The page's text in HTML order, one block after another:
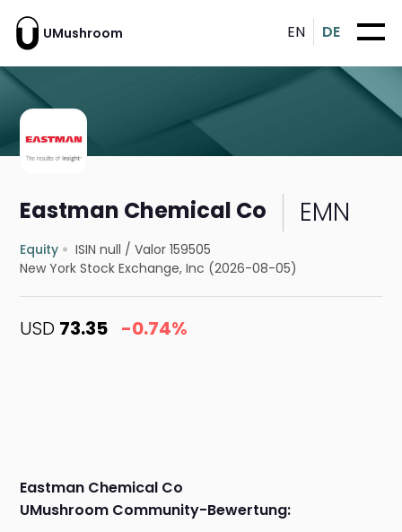
UMushroom EN DE
Eastman Chemical Co EMN
Equity ISIN null /Valor 159505
New York Stock Exchange, Inc (2026-08-05)
USD 73.35 -0.74%
Eastman Chemical Co
UMushroom Community-Bewertung: